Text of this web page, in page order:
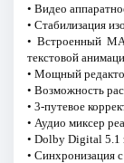
• Видео
• Стабилизация
• Встроенный
текстовой
• Мощный
• Возможность
• 3-путевое
• Аудио миксер
• Dolby Digital 5.1
• Синхронизация